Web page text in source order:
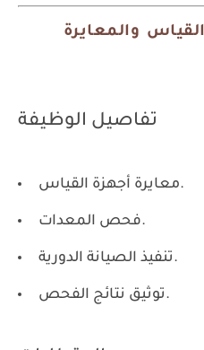
والمعايرة
تفاصيل الوظيفة
معايرة أجهزة القياس.
فحص المعدات.
تنفيذ الصيانة الدورية.
توثيق نتائج الفحص.